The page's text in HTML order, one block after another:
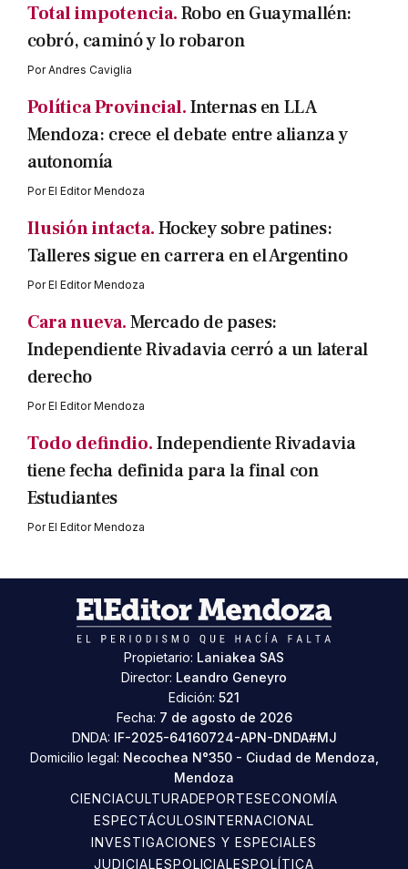
Total impotencia.Robo en Guaymallén:
cobró, caminó y lo robaron
PorAndres Caviglia
Política Provincial.Internas en LLA
Mendoza: crece el debate entre alianza y
autonomía
PorEl Editor Mendoza
Ilusión intacta.Hockey sobre patines:
Talleres sigue en carrera en el Argentino
PorEl Editor Mendoza
Cara nueva.Mercado de pases:
Independiente Rivadavia cerró a un lateral
derecho
PorEl Editor Mendoza
Todo defindio.Independiente Rivadavia
tiene fecha definida para la final con
Estudiantes
PorEl Editor Mendoza
Propietario: Laniakea SAS
Director: Leandro Geneyro
Edición: 521
Fecha: 7 de agosto de 2026
DNDA: IF-2025-64160724-APN-DNDA#MJ
Domicilio legal: Necochea N°350 - Ciudad de Mendoza,
Mendoza
CIENCIACULTURADEPORTESECONOMÍA
ESPECTÁCULOSINTERNACIONAL
INVESTIGACIONES Y ESPECIALES
JUDICIALESPOLICIALESPOLÍTICA